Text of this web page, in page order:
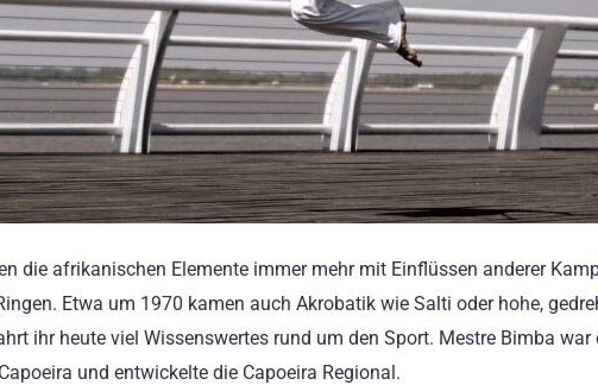
die afrikanischen Elemente immer mehr mit Einflüssen anderer
Etwa um 1970 kamen auch Akrobatik wie Salti oder hohe,
ihr heute viel Wissenswertes rund um den Sport. Mestre Bimba war
und entwickelte die Capoeira Regional.